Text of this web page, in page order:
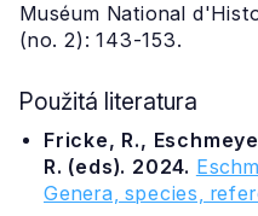
Muséum National
(no. 2): 143-153.
Použitá literatura
Fricke, R.,
R. (eds). 2024.
Genera, species,